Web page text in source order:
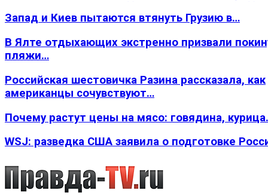
Запад и Киев пытаются втянуть Грузию в…
В Ялте отдыхающих экстренно призвали
пляжи…
Российская шестовичка Разина рассказала, как
американцы сочувствуют…
Почему растут цены на мясо: говядина,
WSJ: разведка США заявила о подготовке